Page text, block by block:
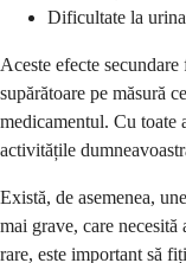
Dificultate la
Aceste efecte
supărătoare pe măsură
medicamentul. Cu toate
activitățile
Există, de asemenea,
mai grave, care necesită
rare, este important să